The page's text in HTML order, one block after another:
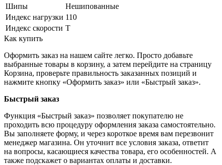
Шипы
Нешипованные
Индекс нагрузки 110
Индекс скорости T
Как купить
Оформить заказ на нашем сайте легко. Просто добавьте
выбранные товары в корзину, а затем перейдите на страницу
Корзина, проверьте правильность заказанных позиций и
нажмите кнопку «Оформить заказ» или «Быстрый заказ».
Быстрый заказ
Функция «Быстрый заказ» позволяет покупателю не
проходить всю процедуру оформления заказа самостоятельно.
Вы заполняете форму, и через короткое время вам перезвонит
менеджер магазина. Он уточнит все условия заказа, ответит
на вопросы, касающиеся качества товара, его особенностей. А
также подскажет о вариантах оплаты и доставки.